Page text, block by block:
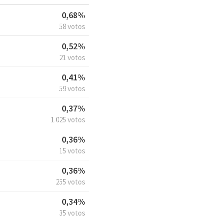
0,68%
58 votos
0,52%
21 votos
0,41%
59 votos
0,37%
1.025 votos
0,36%
15 votos
0,36%
255 votos
0,34%
35 votos